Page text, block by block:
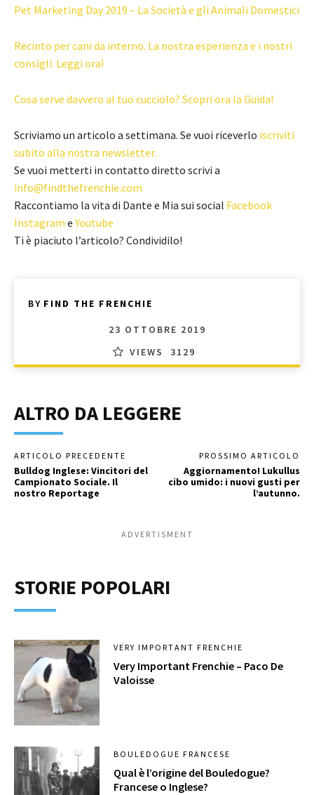
Pet Marketing Day 2019 – La Società e gli Animali Domestici
Recinto per cani da interno. La nostra esperienza e i nostri
consigli. Leggi ora!
Cosa serve davvero al tuo cucciolo? Scopri ora la Guida!
Scriviamo un articolo a settimana. Se vuoi riceverlo iscriviti
subito alla nostra newsletter.
Se vuoi metterti in contatto diretto scrivi a
info@findthefrenchie.com
Raccontiamo la vita di Dante e Mia sui social Facebook
Instagram eYoutube
Ti è piaciuto l’articolo? Condividilo!
BY FIND THE FRENCHIE
23 OTTOBRE 2019
VIEWS
3129
ALTRO DA LEGGERE
ARTICOLO PRECEDENTE
Bulldog Inglese: Vincitori del
Campionato Sociale. Il
nostro Reportage
PROSSIMO ARTICOLO
Aggiornamento! Lukullus
cibo umido: i nuovi gusti per
l’autunno.
ADVERTISMENT
STORIE POPOLARI
VERY IMPORTANT FRENCHIE
Very Important Frenchie – Paco De
Valoisse
BOULEDOGUE FRANCESE
Qual è l’origine del Bouledogue?
Francese o Inglese?